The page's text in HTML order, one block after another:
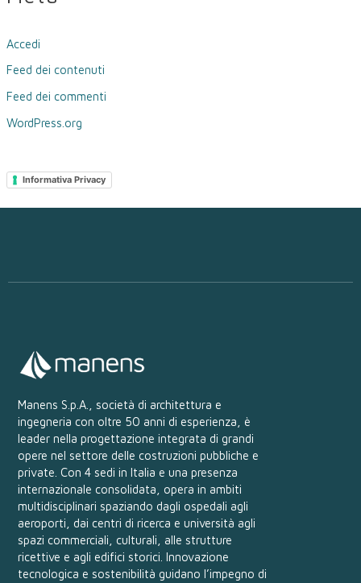
Accedi
Feed dei contenuti
Feed dei commenti
WordPress.org
Informativa Privacy
Manens S.p.A., società di architettura e
ingegneria con oltre 50 anni di esperienza, è
leader nella progettazione integrata di grandi
opere nel settore delle costruzioni pubbliche e
private. Con 4 sedi in Italia e una presenza
internazionale consolidata, opera in ambiti
multidisciplinari spaziando dagli ospedali agli
aeroporti, dai centri di ricerca e università agli
spazi commerciali, culturali, alle strutture
ricettive e agli edifici storici. Innovazione
tecnologica e sostenibilità guidano l’impegno di